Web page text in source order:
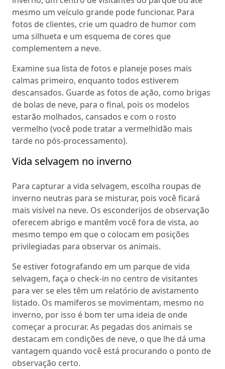
mesmo um veículo grande pode funcionar. Para
fotos de clientes, crie um quadro de humor com
uma silhueta e um esquema de cores que
complementem a neve.
Examine sua lista de fotos e planeje poses mais
calmas primeiro, enquanto todos estiverem
descansados. Guarde as fotos de ação, como brigas
de bolas de neve, para o final, pois os modelos
estarão molhados, cansados e com o rosto
vermelho (você pode tratar a vermelhidão mais
tarde no pós-processamento).
Vida selvagem no inverno
Para capturar a vida selvagem, escolha roupas de
inverno neutras para se misturar, pois você ficará
mais visível na neve. Os esconderijos de observação
oferecem abrigo e mantêm você fora de vista, ao
mesmo tempo em que o colocam em posições
privilegiadas para observar os animais.
Se estiver fotografando em um parque de vida
selvagem, faça o check-in no centro de visitantes
para ver se eles têm um relatório de avistamento
listado. Os mamíferos se movimentam, mesmo no
inverno, por isso é bom ter uma ideia de onde
começar a procurar. As pegadas dos animais se
destacam em condições de neve, o que lhe dá uma
vantagem quando você está procurando o ponto de
observação certo.